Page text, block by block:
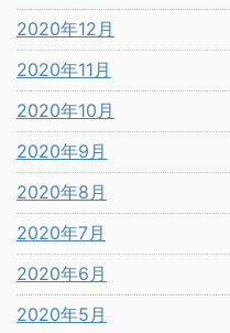
2020年12月
2020年11月
2020年10月
2020年9月
2020年8月
2020年7月
2020年6月
2020年5月